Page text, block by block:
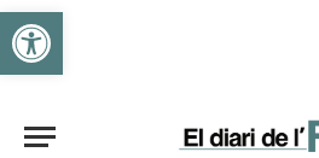
Obre la barra d'eines